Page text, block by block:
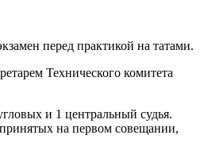
перед практикой на татами.
Технического комитета
и 1 центральный судья.
на первом совещании,